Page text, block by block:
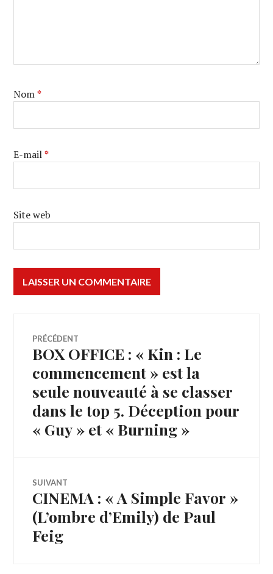
Nom*
E-mail*
Site web
Navigation
de
l’article
PRÉCÉDENT
Article
BOX OFFICE : « Kin : Le
commencement » est la
seule nouveauté à se classer
dans le top 5. Déception pour
« Guy » et « Burning »
SUIVANT
Article
Suivant:
CINEMA : « A Simple Favor »
(L’ombre d’Emily) de Paul
Feig